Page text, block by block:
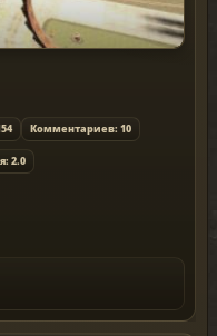
Комментариев: 10
2.0